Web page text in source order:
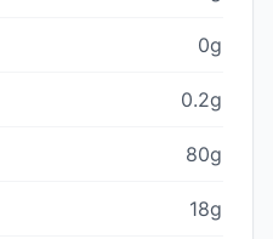
0g
0.2g
80g
18g